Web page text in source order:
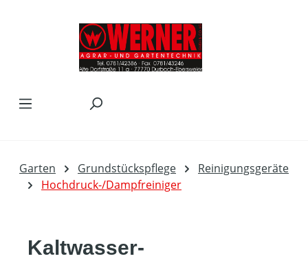
Garten Grundstückspflege
Reinigungsgeräte
Hochdruck-/Dampfreiniger
Kaltwasser-